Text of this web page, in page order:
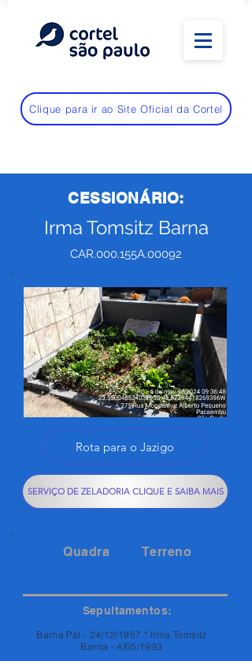
Clique para ir ao Site Oficial da Cortel
CESSIONÁRIO:
Irma Tomsitz Barna
CAR.000.155A.00092
Rota para o Jazigo
SERVIÇO DE ZELADORIA CLIQUE E SAIBA MAIS
Quadra Terreno
Sepultamentos:
Barna Pal - 24/12/1957 * Irma Tomsitz
Barna - 4/05/1993